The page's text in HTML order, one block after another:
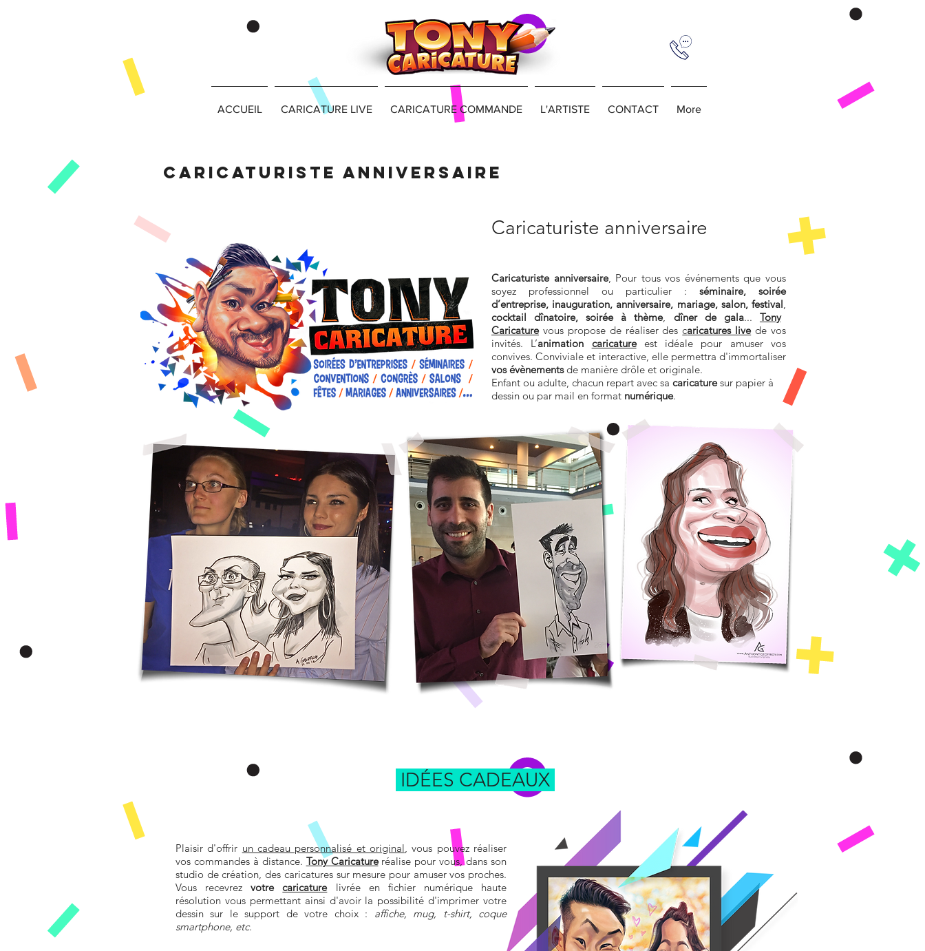
ACCUEIL CARICATURE LIVE CARICATURE COMMANDE L'ARTISTE CONTACT More
Caricaturiste anniversaire
Caricaturiste anniversaire
Caricaturiste anniversaire, Pour tous vos événements que vous
soyez professionnel ou particulier : séminaire, soirée
d’entreprise, inauguration, anniversaire, mariage, salon, festival,
cocktail dînatoire, soirée à thème, dîner de gala... Tony
Caricaturevous propose de réaliser descaricatures livede vos
invités. L’animation caricature
est idéale pour amuser vos
convives. Conviviale et interactive, elle permettra d'immortaliser
vos évènementsde manière drôle et originale.
Enfant ou adulte, chacun repart avec sa caricaturesur papier à
dessin ou par mail en format numérique.
IDÉES CADEAUX
Plaisir d'offrir un cadeau personnalisé et original, vous pouvez réaliser
vos commandes à distance. Tony Caricatureréalise pour vous, dans son
studio de création, des caricatures sur mesure pour amuser vos proches.
Vous recevrezvotrecaricaturelivrée en fichier numérique haute
résolution vous permettant ainsi d'avoir la possibilité d'imprimer votre
dessin sur le support de votre choix : affiche, mug, t-shirt, coque
smartphone, etc.